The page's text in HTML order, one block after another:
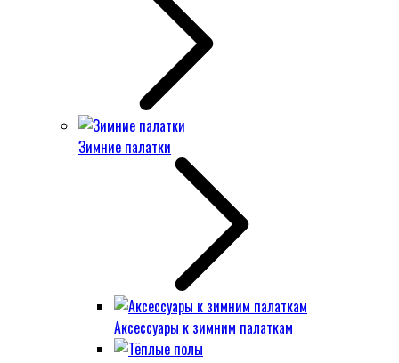
Зимние палатки
Аксессуары к зимним палаткам